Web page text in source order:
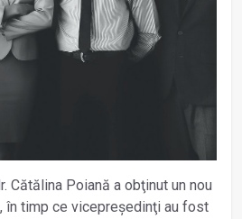
Cătălina Poiană a obţinut un nou
în timp ce vicepreședinţi au fost